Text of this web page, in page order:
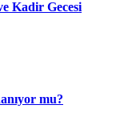
Kadir Gecesi
mu?